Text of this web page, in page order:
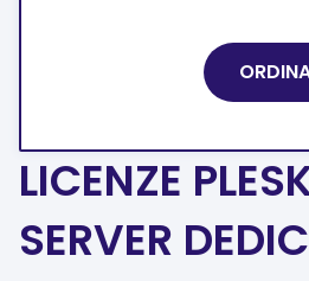
LICENZE
SERVER